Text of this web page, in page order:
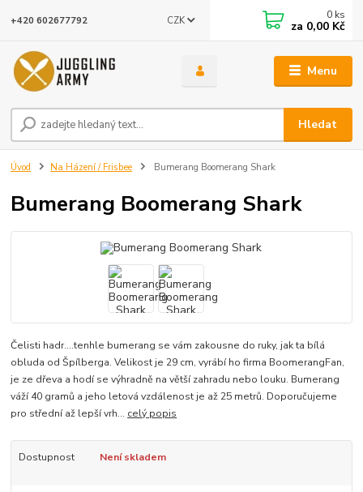
Menu
CZK
Hledat
+420 602677792 0 ks
za 0,00 Kč
Úvod Na Házení / Frisbee Bumerang Boomerang Shark
Bumerang Boomerang Shark
Čelisti hadr....tenhle bumerang se vám zakousne do ruky, jak ta bílá
obluda od Špílberga. Velikost je 29 cm, vyrábí ho firma BoomerangFan,
je ze dřeva a hodí se výhradně na větší zahradu nebo louku. Bumerang
váží 40 gramů a jeho letová vzdálenost je až 25 metrů. Doporučujeme
pro střední až lepší vrh... celý popis
Dostupnost Není skladem